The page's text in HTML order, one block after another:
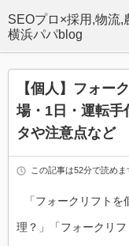
SEOプロ×採用,物流,
横浜パパblog
【個人】フォー
場・1日・運転手
タや注意点など
この記事は52分で読めま
「フォークリフト
理？」「フォークリフ